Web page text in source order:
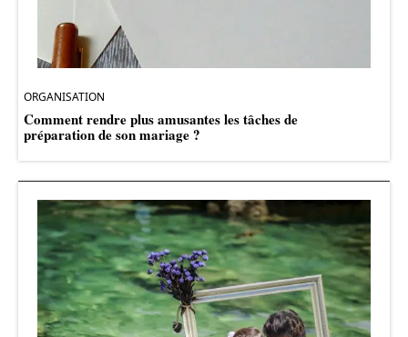
ORGANISATION
Comment rendre plus amusantes les tâches de
préparation de son mariage ?